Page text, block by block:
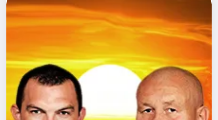
Экскурсии
Города
Площадки
Артисты